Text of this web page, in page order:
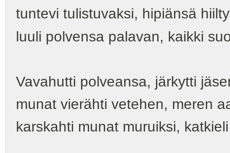
tuntevi tulistuvaksi, hipiänsä
luuli polvensa palavan, kaikki
Vavahutti polveansa, järkytti
munat vierähti vetehen, meren
karskahti munat muruiksi,